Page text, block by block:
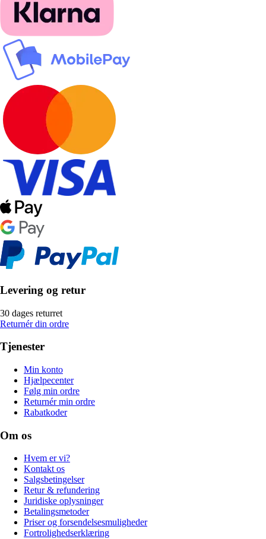
Levering og retur
30 dages returret
Returnér din ordre
Tjenester
Min konto
Hjælpecenter
Følg min ordre
Returnér min ordre
Rabatkoder
Om os
Hvem er vi?
Kontakt os
Salgsbetingelser
Retur & refundering
Juridiske oplysninger
Betalingsmetoder
Priser og forsendelsesmuligheder
Fortrolighedserklæring